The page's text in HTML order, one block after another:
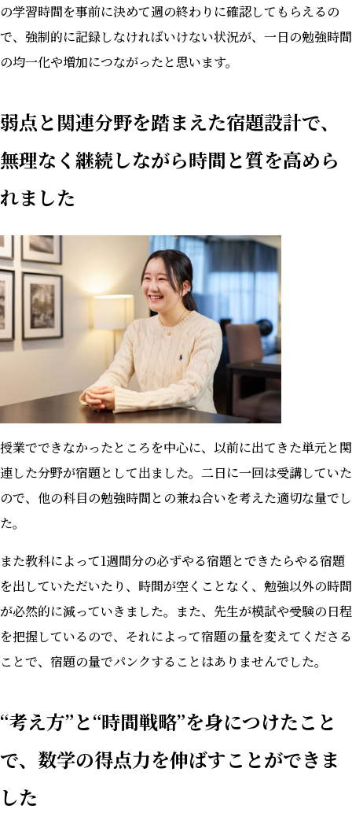
の学習時間を事前に決めて週の終わりに確認してもらえるの
で、強制的に記録しなければいけない状況が、一日の勉強時間
の均一化や増加につながったと思います。
弱点と関連分野を踏まえた宿題設計で、
無理なく継続しながら時間と質を高めら
れました
授業でできなかったところを中心に、以前に出てきた単元と関
連した分野が宿題として出ました。二日に一回は受講していた
ので、他の科目の勉強時間との兼ね合いを考えた適切な量でし
た。
また教科によって1週間分の必ずやる宿題とできたらやる宿題
を出していただいたり、時間が空くことなく、勉強以外の時間
が必然的に減っていきました。また、先生が模試や受験の日程
を把握しているので、それによって宿題の量を変えてくださる
ことで、宿題の量でパンクすることはありませんでした。
“考え方”と“時間戦略”を身につけたこと
で、数学の得点力を伸ばすことができま
した